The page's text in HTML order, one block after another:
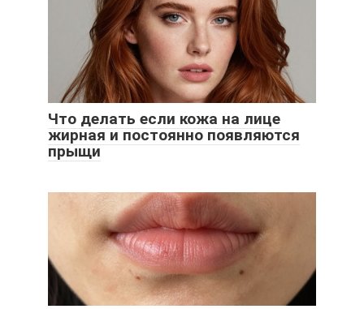
Что делать если кожа на лице
жирная и постоянно появляются
прыщи